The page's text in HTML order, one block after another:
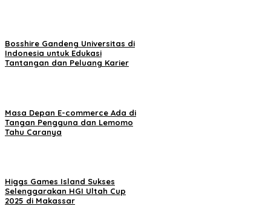
Bosshire Gandeng Universitas di
Indonesia untuk Edukasi
Tantangan dan Peluang Karier
Masa Depan E-commerce Ada di
Tangan Pengguna dan Lemomo
Tahu Caranya
Higgs Games Island Sukses
Selenggarakan HGI Ultah Cup
2025 di Makassar